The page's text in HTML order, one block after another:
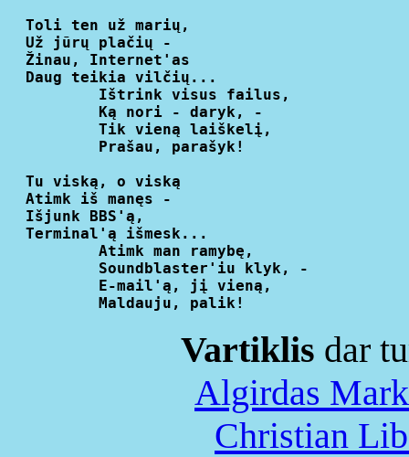
  Toli ten už marių,
  Už jūrų plačių -
  Žinau, Internet'as
  Daug teikia vilčių...
          Ištrink visus failus,
          Ką nori - daryk, -
          Tik vieną laiškelį,
          Prašau, parašyk!
  Tu viską, o viską
  Atimk iš manęs -
  Išjunk BBS'ą,
  Terminal'ą išmesk...
          Atimk man ramybę,
          Soundblaster'iu klyk, -
          E-mail'ą, jį vieną,
Vartiklis dar
Algirdas
Christian